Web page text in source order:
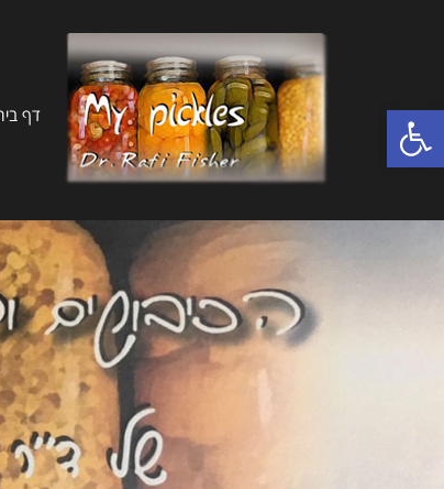
פתח סרגל נגישות דף